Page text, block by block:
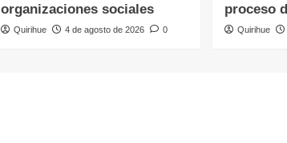
organizaciones sociales
Quirihue 4 de agosto de 2026 0
proceso
Quirihue